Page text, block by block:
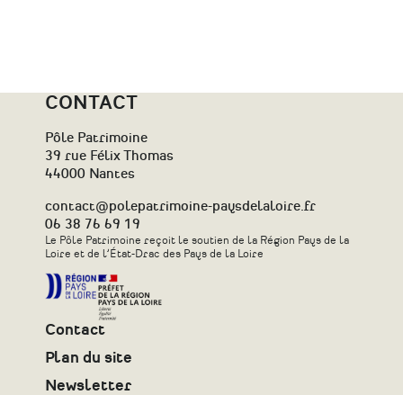
CONTACT
Pôle Patrimoine
39 rue Félix Thomas
44000 Nantes
contact@polepatrimoine-paysdelaloire.fr
06 38 76 69 19
Le Pôle Patrimoine reçoit le soutien de la Région Pays de la
Loire et de l’État-Drac des Pays de la Loire
Contact
Plan du site
Newsletter